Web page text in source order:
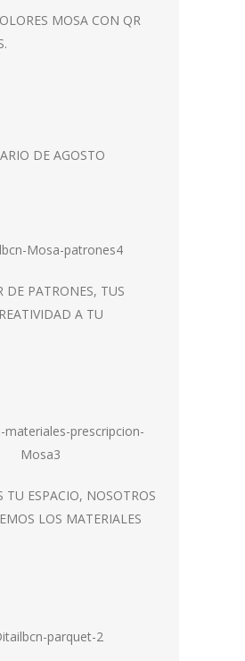
MOSA CON QR
DE AGOSTO
DE PATRONES, TUS
A TU
TU ESPACIO, NOSOTROS
LOS MATERIALES